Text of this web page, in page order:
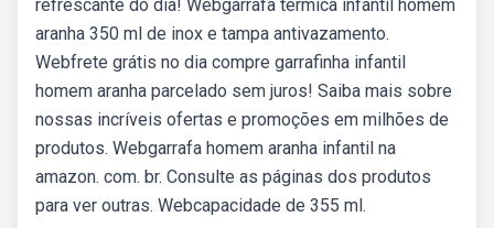
refrescante do dia! Webgarrafa térmica infantil homem
aranha 350 ml de inox e tampa antivazamento.
Webfrete grátis no dia compre garrafinha infantil
homem aranha parcelado sem juros! Saiba mais sobre
nossas incríveis ofertas e promoções em milhões de
produtos. Webgarrafa homem aranha infantil na
amazon. com. br. Consulte as páginas dos produtos
para ver outras. Webcapacidade de 355 ml.